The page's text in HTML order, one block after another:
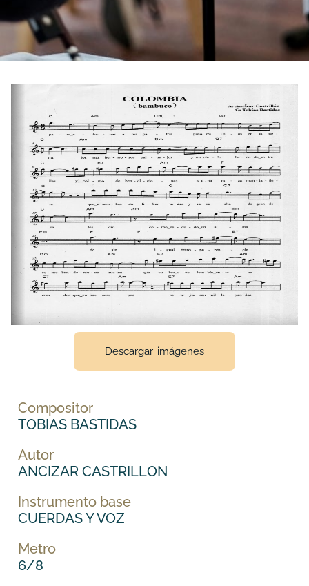
Descargar imágenes
Compositor
TOBIAS BASTIDAS
Autor
ANCIZAR CASTRILLON
Instrumento base
CUERDAS Y VOZ
Metro
6/8